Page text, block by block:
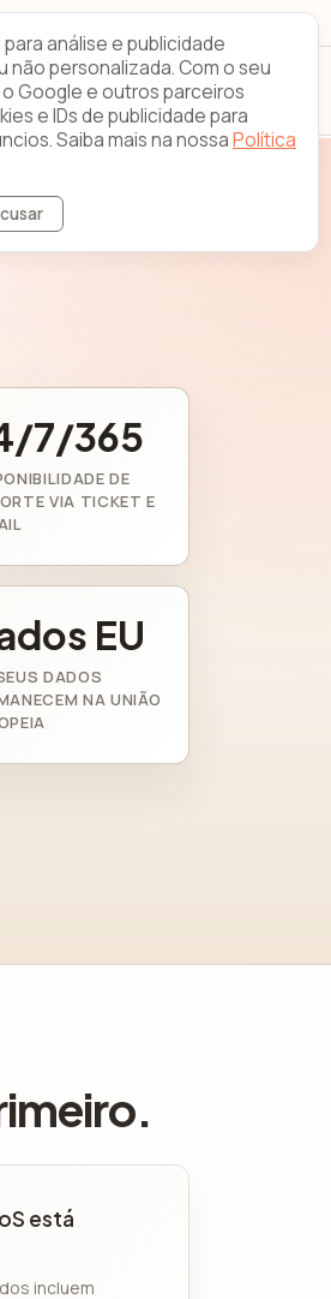
Login do cliente
7/365
DE
VIA TICKET E
EU
DADOS
NA UNIÃO
está
incluem
análise e publicidade
não personalizada. Com o seu
Google e outros parceiros
e IDs de publicidade para
Saiba mais na nossaPolítica